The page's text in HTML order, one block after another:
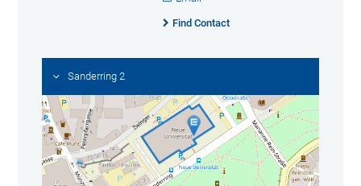
Find Contact
Sanderring 2